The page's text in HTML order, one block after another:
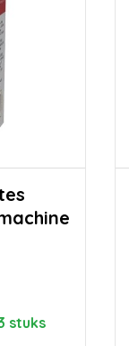
stuks